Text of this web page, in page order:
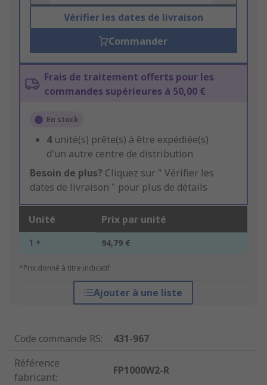
Vérifier les dates de livraison
Commander
Frais de traitement offerts pour les
commandes supérieures à 50,00 €
En stock
4 unité(s) prête(s) à être expédiée(s)
d'un autre centre de distribution
Besoin de plus? Cliquez sur " Vérifier les
dates de livraison " pour plus de détails
Unité Prix par unité
1 + 94,79 €
*Prix donné à titre indicatif
Ajouter à une liste
Code commande RS:
431-967
Référence
fabricant:
FP1000W2-R